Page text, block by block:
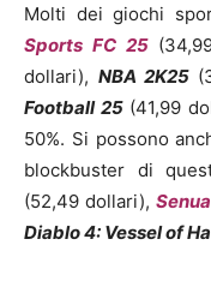
Molti dei giochi
Sports FC 25
dollari), NBA 2K25
Football 25 (41,99
50%. Si possono
blockbuster di
(52,49 dollari),
Diablo 4: Vessel of